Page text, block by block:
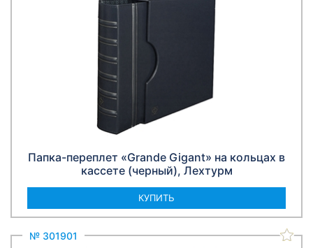
Папка-переплет «Grande Gigant» на кольцах в
кассете (черный), Лехтурм
КУПИТЬ
№ 301901